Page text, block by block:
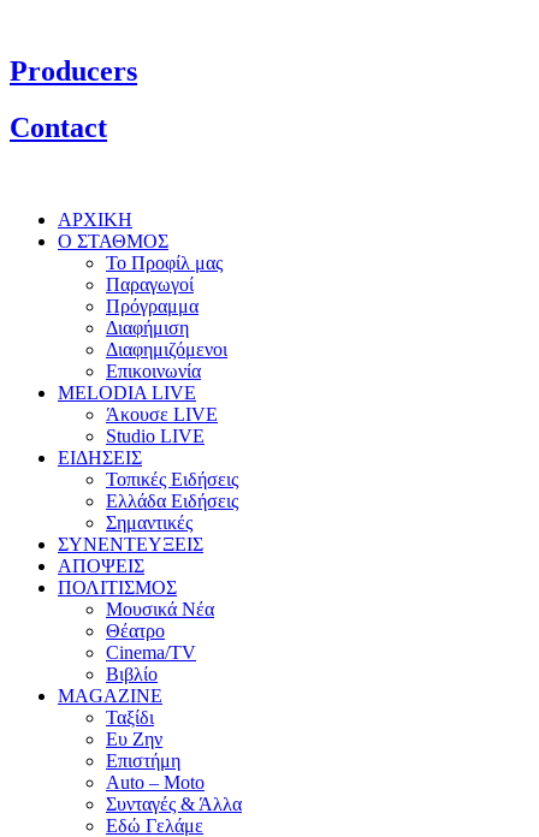
Producers
Contact
ΑΡΧΙΚΗ
Ο ΣΤΑΘΜΟΣ
Το Προφίλ μας
Παραγωγοί
Πρόγραμμα
Διαφήμιση
Διαφημιζόμενοι
Επικοινωνία
MELODIA LIVE
Άκουσε LIVE
Studio LIVE
ΕΙΔΗΣΕΙΣ
Τοπικές Ειδήσεις
Ελλάδα Ειδήσεις
Σημαντικές
ΣΥΝΕΝΤΕΥΞΕΙΣ
ΑΠΟΨΕΙΣ
ΠΟΛΙΤΙΣΜΟΣ
Μουσικά Νέα
Θέατρο
Cinema/TV
Βιβλίο
MAGAZINE
Ταξίδι
Ευ Ζην
Επιστήμη
Auto – Moto
Συνταγές & Άλλα
Εδώ Γελάμε